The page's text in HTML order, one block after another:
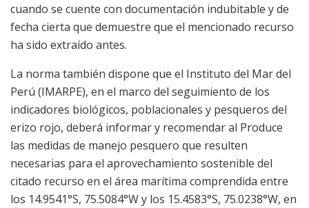
cuando se cuente con documentación indubitable y de
fecha cierta que demuestre que el mencionado recurso
ha sido extraído antes.
La norma también dispone que el Instituto del Mar del
Perú (IMARPE), en el marco del seguimiento de los
indicadores biológicos, poblacionales y pesqueros del
erizo rojo, deberá informar y recomendar al Produce
las medidas de manejo pesquero que resulten
necesarias para el aprovechamiento sostenible del
citado recurso en el área marítima comprendida entre
los 14.9541°S, 75.5084°W y los 15.4583°S, 75.0238°W, en